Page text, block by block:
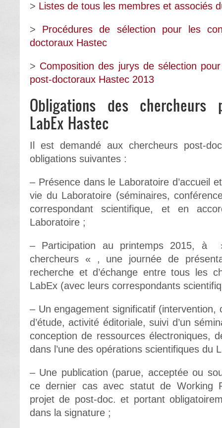
> Listes de tous les membres et associés
> Procédures de sélection pour les
doctoraux Hastec
> Composition des jurys de sélection
post-doctoraux Hastec 2013
Obligations des chercheurs
LabEx Hastec
Il est demandé aux chercheurs post-
obligations suivantes :
– Présence dans le Laboratoire d’accueil
vie du Laboratoire (séminaires,
correspondant scientifique, et en
Laboratoire ;
– Participation au printemps 2015, à
chercheurs « , une journée de
recherche et d’échange entre tous les
LabEx (avec leurs correspondants
– Un engagement significatif (intervention,
d’étude, activité éditoriale, suivi d’un
conception de ressources électroniques,
dans l’une des opérations scientifiques du
– Une publication (parue, acceptée ou
ce dernier cas avec statut de Working
projet de post-doc. et portant
dans la signature ;